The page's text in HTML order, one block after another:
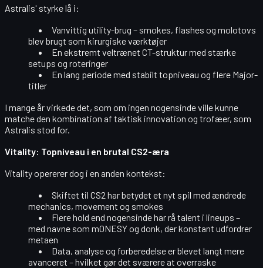
Astralis' styrke lå i:
Vanvittig utility-brug – smokes, flashes og molotovs
blev brugt som kirurgiske værktøjer
En ekstremt veltrænet CT-strukturmed stærke
setups og roteringer
En lang periodemed stabilt topniveau og flere Major-
titler
I mange år virkede det, som om ingen nogensinde ville kunne
matche den kombination af taktisk innovation og trofæer, som
Astralis stod for.
Vitality: Topniveau i en brutal CS2-æra
Vitality opererer dog i en anden kontekst:
Skiftet til CS2 har betydet et nyt spil med ændrede
mechanics, movement og smokes
Flere hold end nogensinde harrå talent i lineups –
med navne som m0NESYog donk, der konstant udfordrer
metaen
Data, analyse og forberedelseer blevet langt mere
avanceret – hvilket gør det sværere at overraske